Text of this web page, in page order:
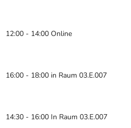
12:00 - 14:00 Online
16:00 - 18:00 in Raum 03.E.007
14:30 - 16:00 In Raum 03.E.007